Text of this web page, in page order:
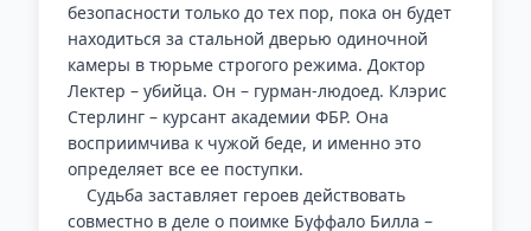
безопасности только до тех пор, пока он будет
находиться за стальной дверью одиночной
камеры в тюрьме строгого режима. Доктор
Лектер – убийца. Он – гурман-людоед. Клэрис
Стерлинг – курсант академии ФБР. Она
восприимчива к чужой беде, и именно это
определяет все ее поступки.
Судьба заставляет героев действовать
совместно в деле о поимке Буффало Билла –